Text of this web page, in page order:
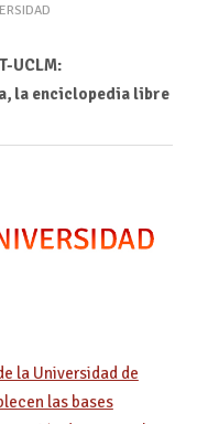
UCLM:
la Universidad de
las bases